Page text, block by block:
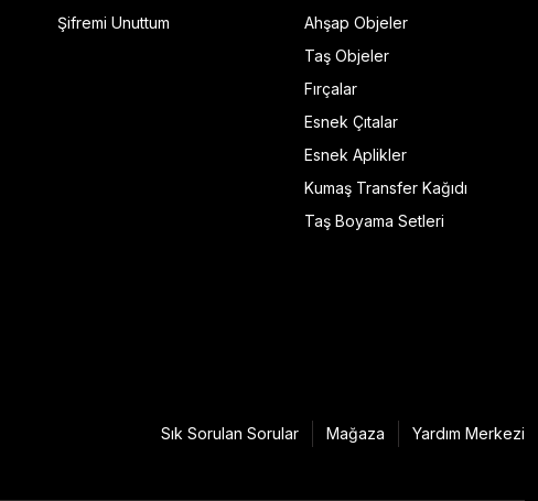
Şifremi Unuttum
Ahşap Objeler
Taş Objeler
Fırçalar
Esnek Çıtalar
Esnek Aplikler
Kumaş Transfer Kağıdı
Taş Boyama Setleri
Sık Sorulan Sorular Mağaza Yardım Merkezi